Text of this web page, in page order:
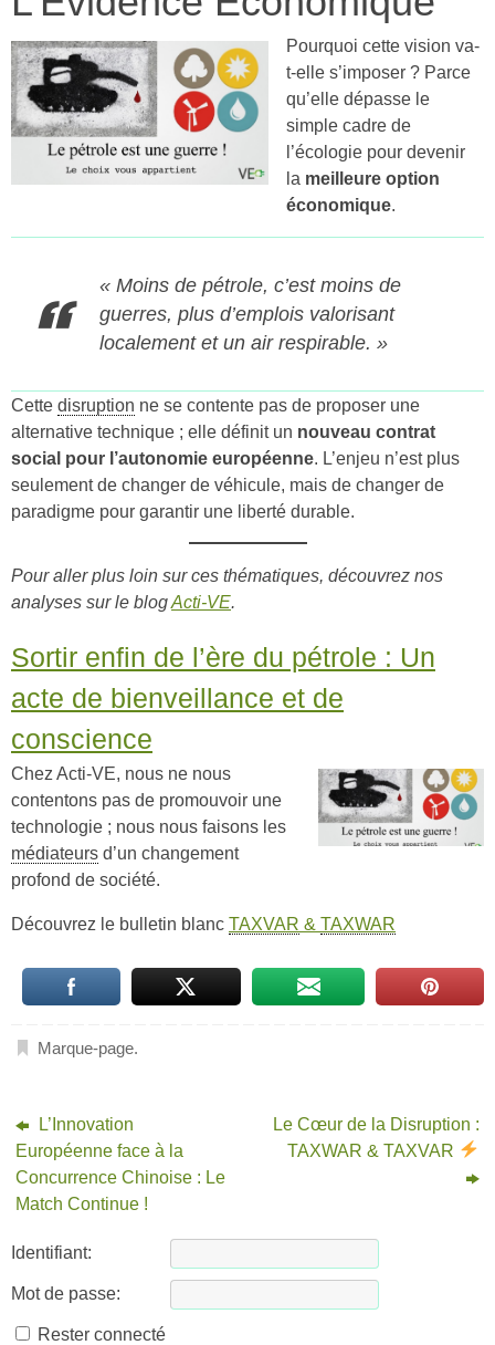
Pourquoi cette vision va-
t-elle s’imposer ? Parce
qu’elle dépasse le
simple cadre de
l’écologie pour devenir
la meilleure option
économique.
« Moins de pétrole, c’est moins de
guerres, plus d’emplois valorisant
localement et un air respirable. »
Cette disruption ne se contente pas de proposer une
alternative technique ; elle définit un nouveau contrat
social pour l’autonomie européenne . L’enjeu n’est plus
seulement de changer de véhicule, mais de changer de
paradigme pour garantir une liberté durable.
Pour aller plus loin sur ces thématiques, découvrez nos
analyses sur le blogActi-VE.
Sortir enfin de l’ère du pétrole : Un
acte de bienveillance et de
conscience
Chez Acti-VE, nous ne nous
contentons pas de promouvoir une
technologie ; nous nous faisons les
médiateurs d’un changement
profond de société.
Découvrez le bulletin blanc TAXVAR & TAXWAR
Marque-page.
L’Innovation
Européenne face à la
Concurrence Chinoise : Le
Match Continue !
Le Cœur de la Disruption :
TAXWAR & TAXVAR
Identifiant:
Mot de passe:
Rester connecté